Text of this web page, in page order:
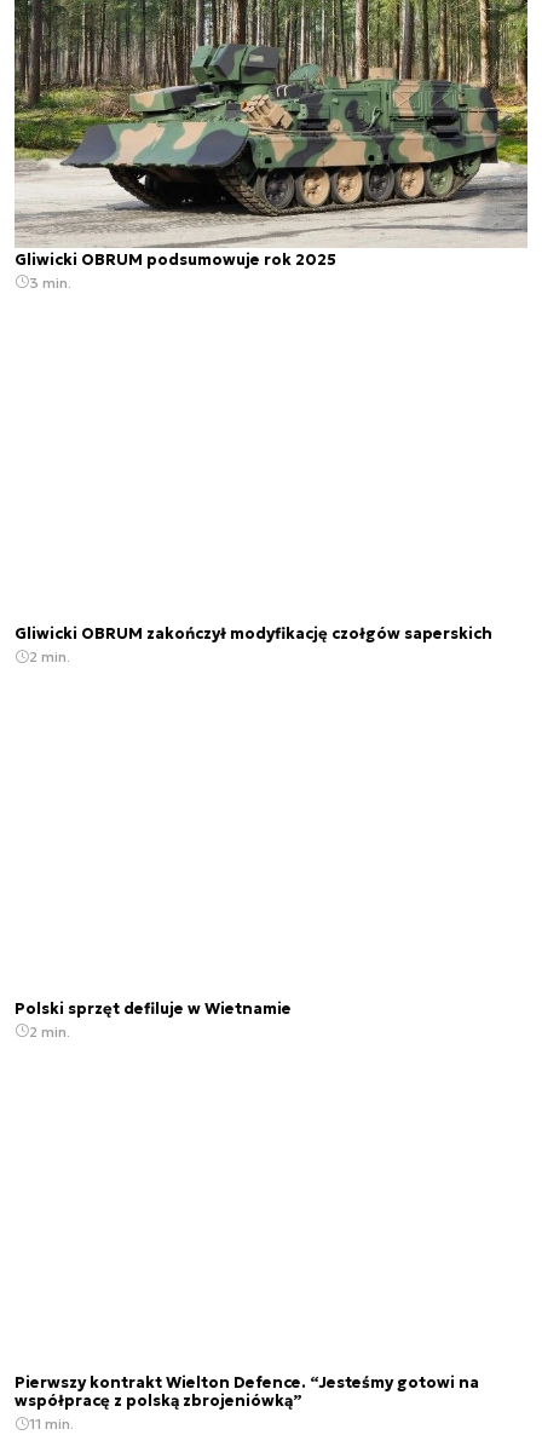
Gliwicki OBRUM podsumowuje rok 2025
3 min.
Gliwicki OBRUM zakończył modyfikację czołgów saperskich
2 min.
Polski sprzęt defiluje w Wietnamie
2 min.
Pierwszy kontrakt Wielton Defence. “Jesteśmy gotowi na
współpracę z polską zbrojeniówką”
11 min.